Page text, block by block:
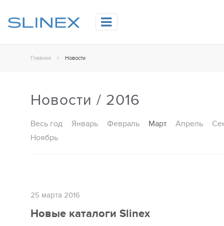
Главная Новости
Новости / 2016
Весь год Январь Февраль Март Апрель
Ноябрь
25 марта 2016
Новые каталоги Slinex